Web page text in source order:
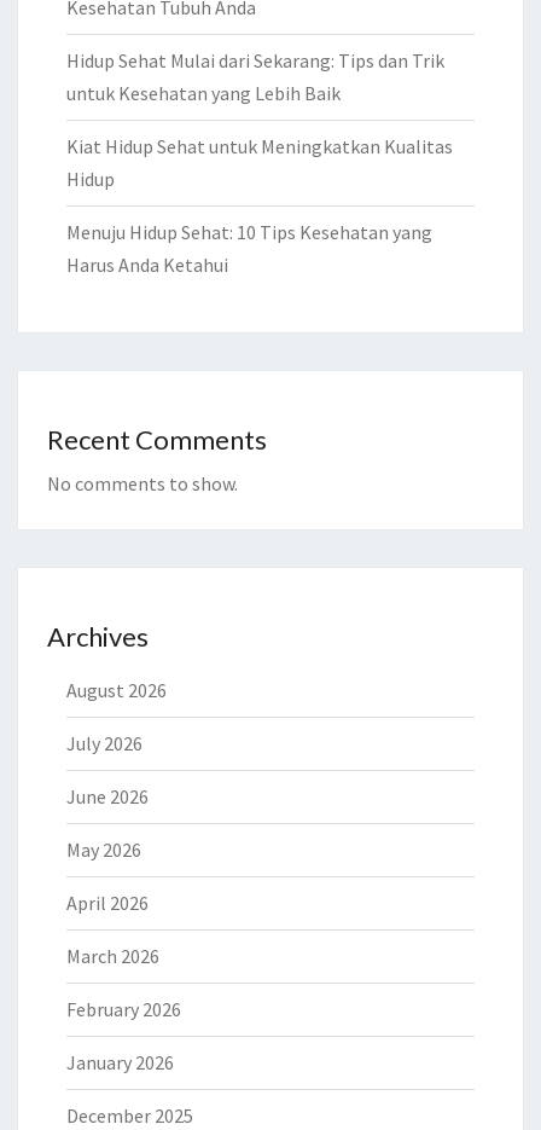
Kesehatan Tubuh Anda
Hidup Sehat Mulai dari Sekarang: Tips dan Trik
untuk Kesehatan yang Lebih Baik
Kiat Hidup Sehat untuk Meningkatkan Kualitas
Hidup
Menuju Hidup Sehat: 10 Tips Kesehatan yang
Harus Anda Ketahui
Recent Comments
No comments to show.
Archives
August 2026
July 2026
June 2026
May 2026
April 2026
March 2026
February 2026
January 2026
December 2025